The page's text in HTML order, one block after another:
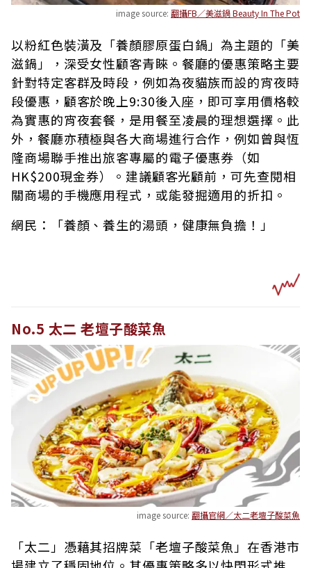
image source: 翻攝FB／美滋鍋 Beauty In The Pot
以粉紅色裝潢及「養顏膠原蛋白鍋」為主題的「美
滋鍋」，深受女性顧客青睞。餐廳的優惠策略主要
針對特定客群及時段，例如為夜貓族而設的宵夜時
段優惠，顧客於晚上9:30後入座，即可享用價格較
為實惠的宵夜套餐，是用餐至凌晨的理想選擇。此
外，餐廳亦積極與各大商場進行合作，例如曾與恆
隆商場聯手推出旅客專屬的電子優惠券（如
HK$200現金券）。建議顧客光顧前，可先查閱相
關商場的手機應用程式，或能發掘適用的折扣。
網民：「養顏、養生的湯頭，健康無負擔！」
No.5 太二 老壇子酸菜魚
image source: 翻攝官網／太二老壇子酸菜魚
「太二」憑藉其招牌菜「老壇子酸菜魚」在香港市